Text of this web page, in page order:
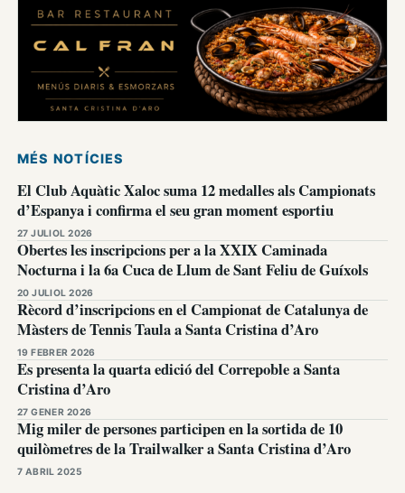
MÉS NOTÍCIES
El Club Aquàtic Xaloc suma 12 medalles als Campionats
d’Espanya i confirma el seu gran moment esportiu
27 JULIOL 2026
Obertes les inscripcions per a la XXIX Caminada
Nocturna i la 6a Cuca de Llum de Sant Feliu de Guíxols
20 JULIOL 2026
Rècord d’inscripcions en el Campionat de Catalunya de
Màsters de Tennis Taula a Santa Cristina d’Aro
19 FEBRER 2026
Es presenta la quarta edició del Correpoble a Santa
Cristina d’Aro
27 GENER 2026
Mig miler de persones participen en la sortida de 10
quilòmetres de la Trailwalker a Santa Cristina d’Aro
7 ABRIL 2025